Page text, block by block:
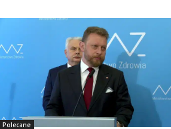
Polecane